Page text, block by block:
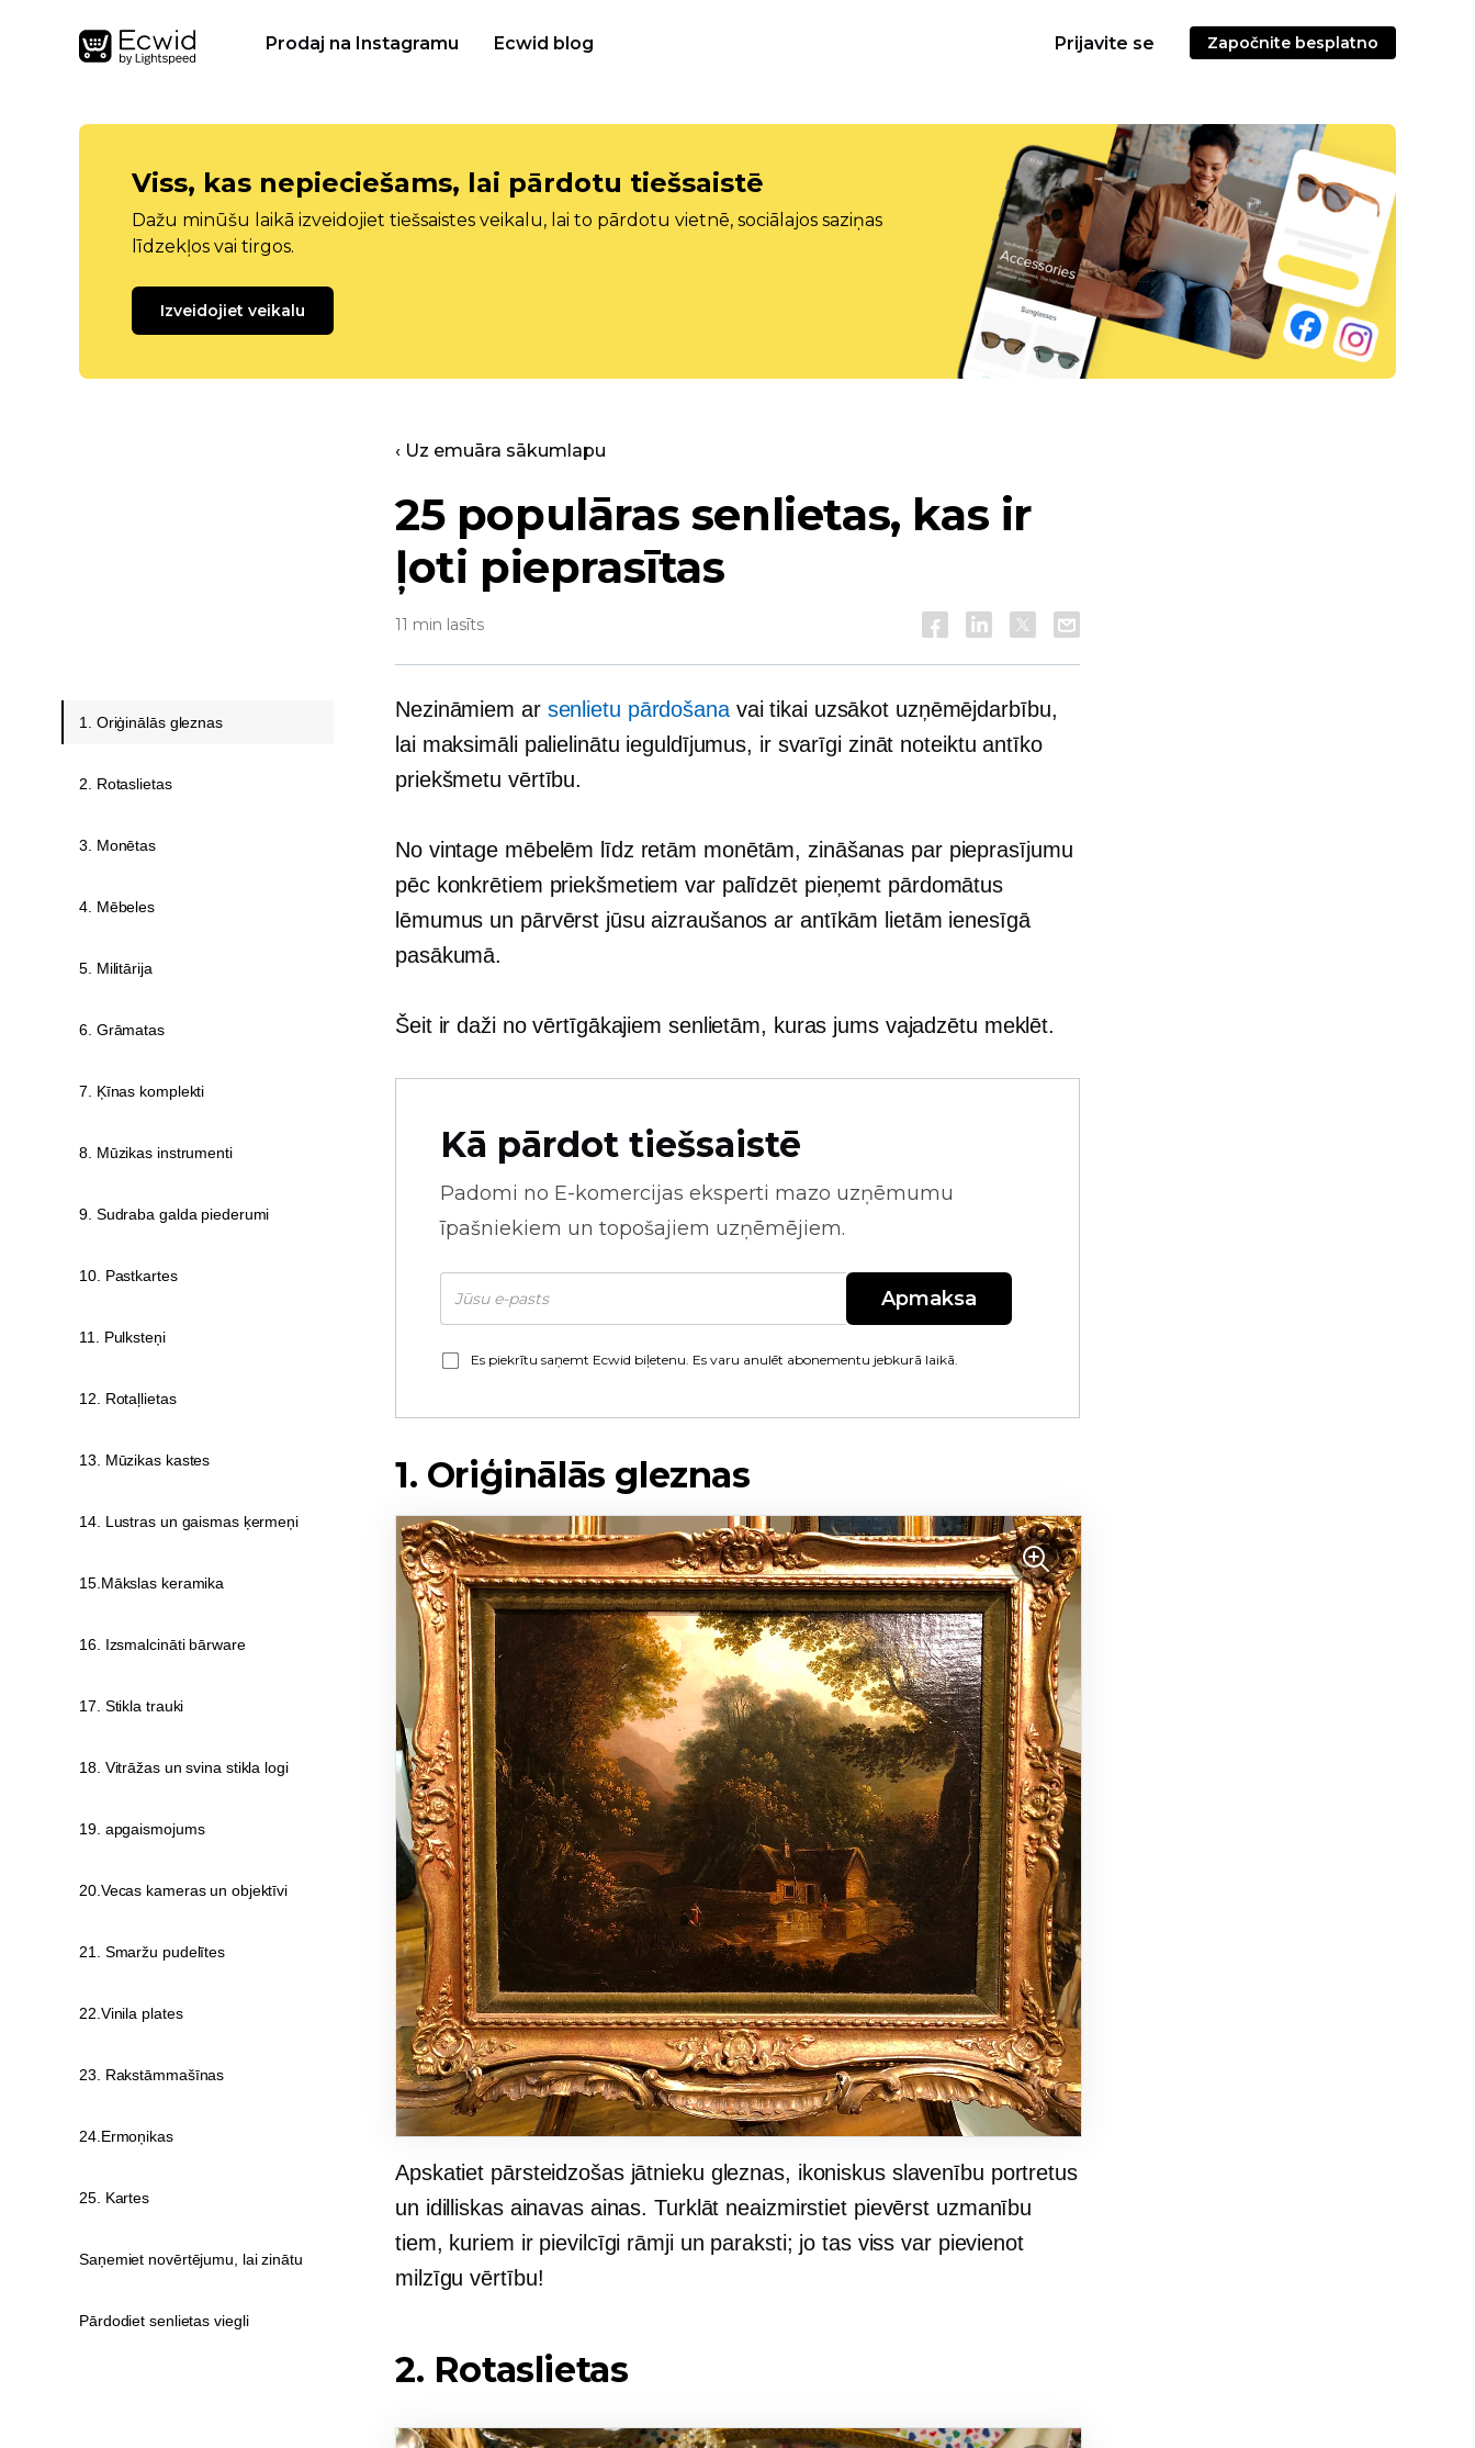
Prodaj na Instagramu Ecwid blog Prijavite se Započnite besplatno
Viss, kas nepieciešams, lai pārdotu tiešsaistē
Dažu minūšu laikā izveidojiet tiešsaistes veikalu, lai to pārdotu vietnē, sociālajos saziņas
līdzekļos vai tirgos.
Izveidojiet veikalu
‹ Uz emuāra sākumlapu
25 populāras senlietas, kas ir
ļoti pieprasītas
11 min lasīts
Nezināmiem ar senlietu pārdošanavai tikai uzsākot uzņēmējdarbību,
lai maksimāli palielinātu ieguldījumus, ir svarīgi zināt noteiktu antīko
priekšmetu vērtību.
No vintage mēbelēm līdz retām monētām, zināšanas par pieprasījumu
pēc konkrētiem priekšmetiem var palīdzēt pieņemt pārdomātus
lēmumus un pārvērst jūsu aizraušanos ar antīkām lietām ienesīgā
pasākumā.
Šeit ir daži no vērtīgākajiem senlietām, kuras jums vajadzētu meklēt.
Kā pārdot tiešsaistē
Padomi no E-komercijas eksperti mazo uzņēmumu
īpašniekiem un topošajiem uzņēmējiem.
Apmaksa
Es piekrītu saņemt Ecwid biļetenu. Es varu anulēt abonementu jebkurā laikā.
1. Oriģinālās gleznas
Apskatiet pārsteidzošas jātnieku gleznas, ikoniskus slavenību portretus
un idilliskas ainavas ainas. Turklāt neaizmirstiet pievērst uzmanību
tiem, kuriem ir pievilcīgi rāmji un paraksti; jo tas viss var pievienot
milzīgu vērtību!
2. Rotaslietas
1. Oriģinālās gleznas
2. Rotaslietas
3. Monētas
4. Mēbeles
5. Militārija
6. Grāmatas
7. Ķīnas komplekti
8. Mūzikas instrumenti
9. Sudraba galda piederumi
10. Pastkartes
11. Pulksteņi
12. Rotaļlietas
13. Mūzikas kastes
14. Lustras un gaismas ķermeņi
15.Mākslas keramika
16. Izsmalcināti bārware
17. Stikla trauki
18. Vitrāžas un svina stikla logi
19. apgaismojums
20.Vecas kameras un objektīvi
21. Smaržu pudelītes
22.Vinila plates
23. Rakstāmmašīnas
24.Ermoņikas
25. Kartes
Saņemiet novērtējumu, lai zinātu
Pārdodiet senlietas viegli